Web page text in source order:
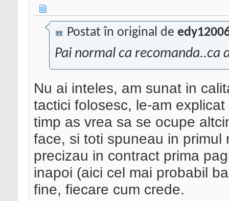
Postat în original de
Pai normal ca recomanda..ca
Nu ai inteles, am sunat in
tactici folosesc, le-am
timp as vrea sa se ocupe
face, si toti spuneau in
precizau in contract prima
inapoi (aici cel mai probabil
fine, fiecare cum crede.